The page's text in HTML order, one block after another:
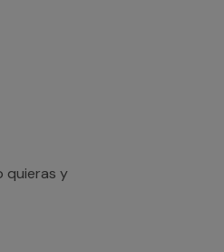
quieras y